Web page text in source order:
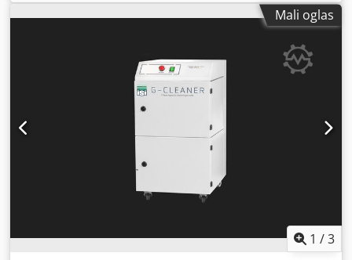
Sredstva za čišćenje su uključena.
Mali oglas
1 /3